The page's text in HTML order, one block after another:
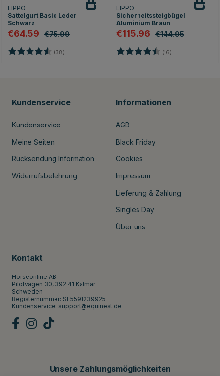
LIPPO
Sattelgurt Basic Leder
Schwarz
€64.59 €75.99
Bewertung: (38) 4.7 von 5 Sternen
LIPPO
Sicherheitssteigbügel
Aluminium Braun
€115.96 €144.95
Bewertung: (16)
Kundenservice
Kundenservice
Meine Seiten
Rücksendung Information
Widerrufsbelehrung
Informationen
AGB
Black Friday
Cookies
Impressum
Lieferung & Zahlung
Singles Day
Über uns
Kontakt
Horseonline AB
Pilotvägen 30, 392 41 Kalmar
Schweden
Registernummer: SE5591239925
Kundenservice: support@equinest.de
Unsere Zahlungsmöglichkeiten